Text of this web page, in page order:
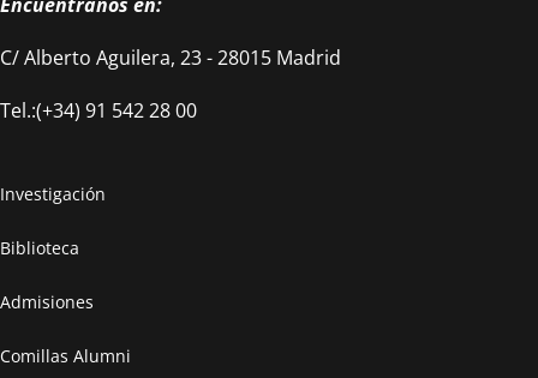
C/ Alberto Aguilera, 23 - 28015 Madrid
Tel.:(+34) 91 542 28 00
Investigación
Biblioteca
Admisiones
Comillas Alumni